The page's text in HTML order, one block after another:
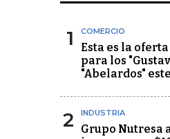
1 COMERCIO
Esta es la
para los
"Abelardos"
2 INDUSTRIA
Grupo Nutresa